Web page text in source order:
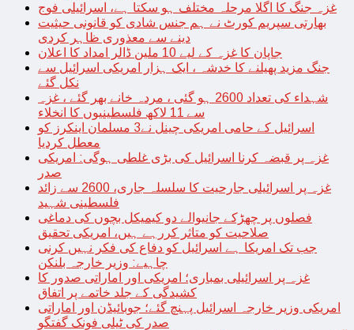
غزہ جنگ کا اگلا مرحلہ مختلف ہو سکتا ہے، اسرائیلی فوج
بھارتی سپریم کورٹ نے ہم جنس شادی کو قانونی حیثیت
دینے سے معذوری ظاہر کردی
جاپان کا غزہ کے لیے 10 ملین ڈالر امداد کا اعلان
جنگ مزید پھیلنے کا خدشہ ، ایک ہزار امریکی اسرائیل سے
نکل گئے
شہداء کی تعداد 2600 ہو گئی ، مردہ خانے بھر گئے ، غزہ
سے 11 لاکھ فلسطینیوں کا انخلاء
اسرائیل کے حامی امریکی چینل نے3 مسلمان اینکرز کو
معطل کردیا
غزہ پر قبضہ کرنا اسرائیل کی بڑی غلطی ہوگی: امریکی
صدر
غزہ پر اسرائیلی جارحیت کا سلسلہ جاری، 2600 سے زائد
فلسطینی شہید
فصلوں پر چھڑکے جانیوالے دو کیمیکل بچوں کی دماغی
صلاحیت کو متاثر کررہے ہیں، امریکی تحقیق
جب تک امریکا ہے اسرائیل کو دفاع کی فکر نہیں کرنی
چاہیے: وزیر خارجہ بلنکن
غزہ پر اسرائیلی بمباری؛ امریکی اور اماراتی صدور کا
کشیدگی کے جلد خاتمے پر اتفاق
امریکی وزیر خارجہ اسرائیل پہنچ گئے؛ جوبائیڈن اور اماراتی
صدر کی ٹیلی فونک گفتگو